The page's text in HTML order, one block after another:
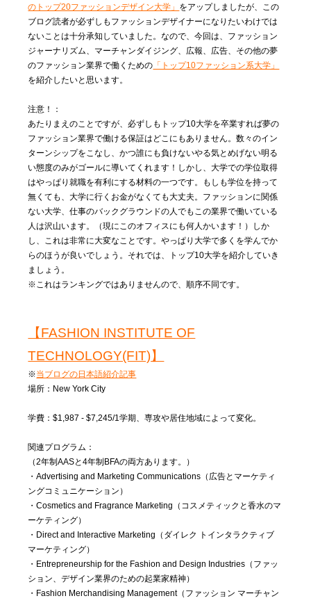
のトップ20ファッションデザイン大学」 をアップしましたが、この
ブログ読者が必ずしもファッションデザイナーになりたいわけでは
ないことは十分承知していました。なので、今回は、ファッション
ジャーナリズム、マーチャンダイジング、広報、広告、その他の夢
のファッション業界で働くための 「トップ10ファッション系大学」
を紹介したいと思います。
注意！：
あたりまえのことですが、必ずしもトップ10大学を卒業すれば夢の
ファッション業界で働ける保証はどこにもありません。数々のイン
ターンシップをこなし、かつ誰にも負けないやる気とめげない明る
い態度のみがゴールに導いてくれます！しかし、大学での学位取得
はやっぱり就職を有利にする材料の一つです。もしも学位を持って
無くても、大学に行くお金がなくても大丈夫。ファッションに関係
ない大学、仕事のバックグラウンドの人でもこの業界で働いている
人は沢山います。（現にこのオフィスにも何人かいます！）しか
し、これは非常に大変なことです。やっぱり大学で多くを学んでか
らのほうが良いでしょう。それでは、トップ10大学を紹介していき
ましょう。
※これはランキングではありませんので、順序不同です。
【FASHION INSTITUTE OF
TECHNOLOGY(FIT)】
※当ブログの日本語紹介記事
場所：New York City
学費：$1,987 - $7,245/1学期、専攻や居住地域によって変化。
関連プログラム：
（2年制AASと4年制BFAの両方あります。）
・Advertising and Marketing Communications（広告とマーケティ
ングコミュニケーション）
・Cosmetics and Fragrance Marketing（コスメティックと香水のマ
ーケティング）
・Direct and Interactive Marketing（ダイレク トインタラクティブ
マーケティング）
・Entrepreneurship for the Fashion and Design Industries（ファッ
ション、デザイン業界のための起業家精神）
・Fashion Merchandising Management（ファッション マーチャン